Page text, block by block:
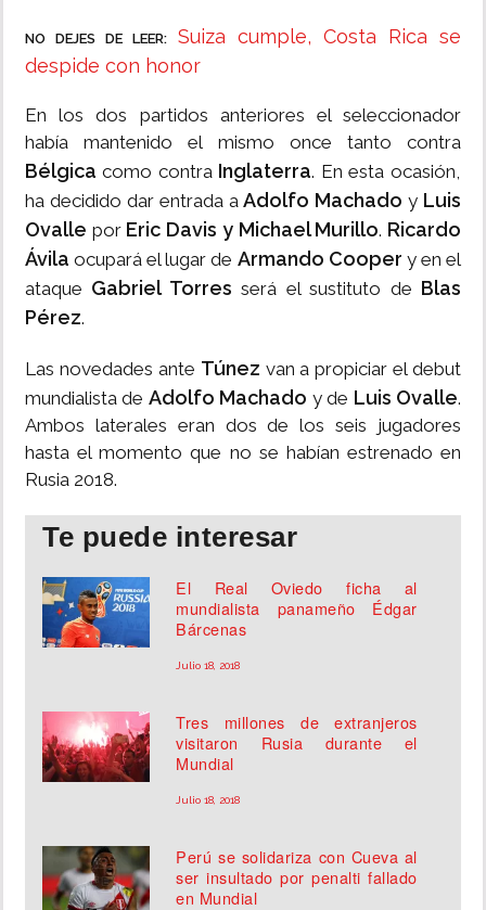
NO DEJES DE LEER: Suiza cumple, Costa Rica se
despide con honor
En los dos partidos anteriores el seleccionador
había mantenido el mismo once tanto contra
Bélgica como contraInglaterra. En esta ocasión,
ha decidido dar entrada aAdolfo Machado y Luis
Ovalle por Eric Davis y Michael Murillo. Ricardo
Ávila ocupará el lugar de Armando Cooper y en el
ataque Gabriel Torres será el sustituto de Blas
Pérez.
Las novedades ante Túnez van a propiciar el debut
mundialista de Adolfo Machado y de Luis Ovalle.
Ambos laterales eran dos de los seis jugadores
hasta el momento que no se habían estrenado en
Rusia 2018.
Te puede interesar
El Real Oviedo ficha al
mundialista panameño Édgar
Bárcenas
Julio 18, 2018
Tres millones de extranjeros
visitaron Rusia durante el
Mundial
Julio 18, 2018
Perú se solidariza con Cueva al
ser insultado por penalti fallado
en Mundial